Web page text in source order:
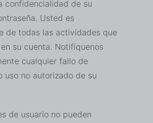
confidencialidad de su
Usted es
de todas las actividades que
su cuenta. Notifíquenos
cualquier fallo de
uso no autorizado de su
de usuario no pueden